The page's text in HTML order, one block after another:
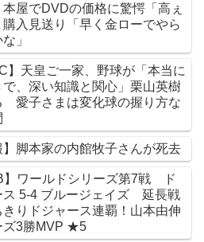
屋でDVDの価格に驚愕「高ぇ
購入見送り「早く金ローでやら
」
】天皇ご一家、野球が「本当に
で、深い知識と関心」栗山英樹
愛子さまは変化球の握り方な
】脚本家の内館牧子さんが死去
】ワールドシリーズ第7戦 ド
ス 5-4 ブルージェイズ 延長戦
きりドジャース連覇！山本由伸
ズ3勝MVP ★5